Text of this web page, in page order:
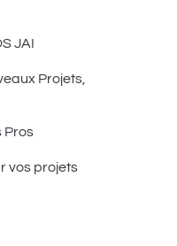
JAI
Projets,
Pros
vos projets